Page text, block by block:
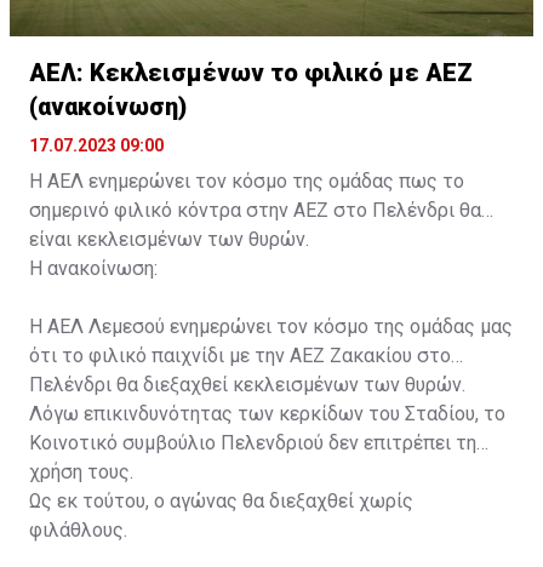
ΑΕΛ: Κεκλεισμένων το φιλικό με ΑΕΖ
(ανακοίνωση)
17.07.2023 09:00
Η ΑΕΛ ενημερώνει τον κόσμο της ομάδας πως το
σημερινό φιλικό κόντρα στην ΑΕΖ στο Πελένδρι θα
είναι κεκλεισμένων των θυρών.
Η ανακοίνωση:
Η ΑΕΛ Λεμεσού ενημερώνει τον κόσμο της ομάδας μας
ότι το φιλικό παιχνίδι με την ΑΕΖ Ζακακίου στο
Πελένδρι θα διεξαχθεί κεκλεισμένων των θυρών.
Λόγω επικινδυνότητας των κερκίδων του Σταδίου, το
Κοινοτικό συμβούλιο Πελενδριού δεν επιτρέπει τη
χρήση τους.
Ως εκ τούτου, ο αγώνας θα διεξαχθεί χωρίς
φιλάθλους.